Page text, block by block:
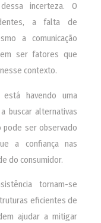
incerteza. O
a falta de
a comunicação
ser fatores que
contexto.
havendo uma
buscar alternativas
pode ser observado
a confiança nas
do consumidor.
tornam-se
eficientes de
ajudar a mitigar